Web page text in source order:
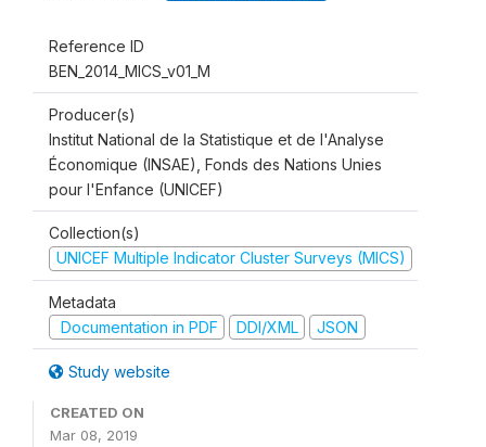
Reference ID
BEN_2014_MICS_v01_M
Producer(s)
Institut National de la Statistique et de l'Analyse
Économique (INSAE), Fonds des Nations Unies
pour l'Enfance (UNICEF)
Collection(s)
UNICEF Multiple Indicator Cluster Surveys (MICS)
Metadata
Documentation in PDF
DDI/XML JSON
Study website
CREATED ON
Mar 08, 2019